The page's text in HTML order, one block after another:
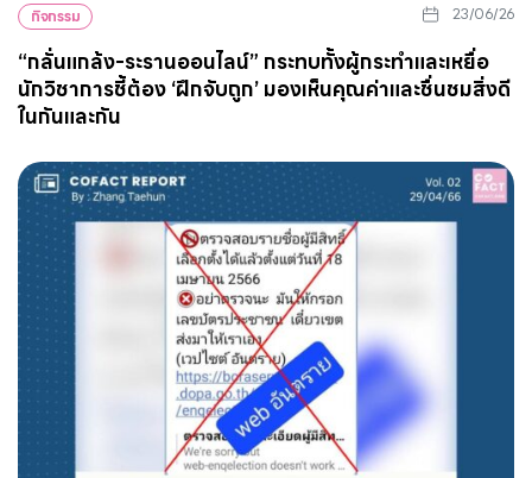
กิจกรรม 23/06/26
“กลั่นแกล้ง-ระรานออนไลน์” กระทบทั้งผู้กระทำและเหยื่อ
นักวิชาการชี้ต้อง ‘ฝึกจับถูก’ มองเห็นคุณค่าและชื่นชมสิ่งดี
ในกันและกัน